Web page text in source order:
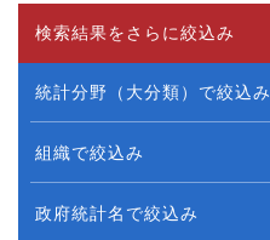
検索結果をさらに絞込み
統計分野（大分類）で絞込み
組織で絞込み
政府統計名で絞込み